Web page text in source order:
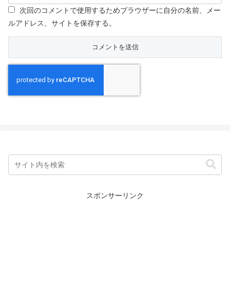
次回のコメントで使用するためブラウザーに自分の名前、メー
ルアドレス、サイトを保存する。
スポンサーリンク